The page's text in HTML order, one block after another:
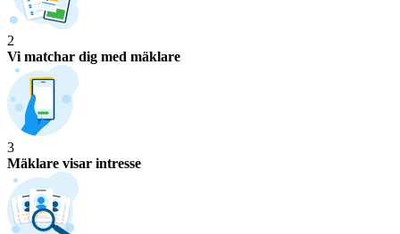
2
Vi matchar dig med mäklare
3
Mäklare visar intresse